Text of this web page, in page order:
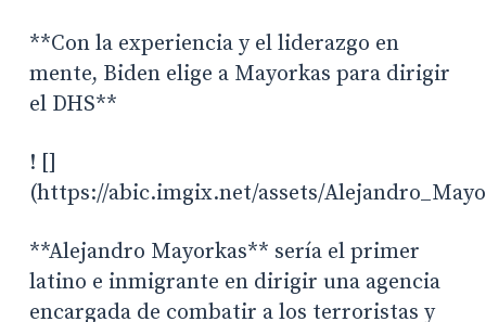
**Con la experiencia y el liderazgo en
mente, Biden elige a Mayorkas para dirigir
el DHS**
! []
(https://abic.imgix.net/assets/
**Alejandro Mayorkas** sería el primer
latino e inmigrante en dirigir una agencia
encargada de combatir a los terroristas y